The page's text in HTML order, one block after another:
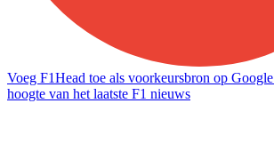
Voeg F1Head toe als voorkeursbron op Google
hoogte van het laatste F1 nieuws